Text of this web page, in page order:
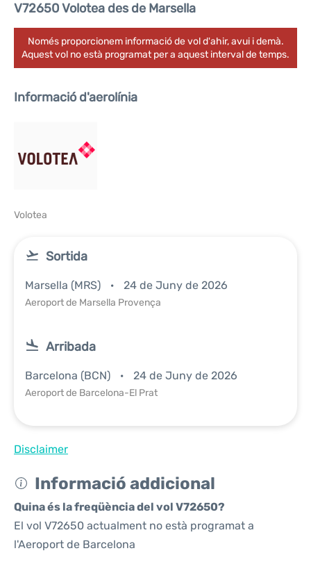
V72650 Volotea des de Marsella
Només proporcionem informació de vol d'ahir, avui i demà.
Aquest vol no està programat per a aquest interval de temps.
Informació d'aerolínia
Volotea
Sortida
Marsella (MRS) 24 de Juny de 2026
Aeroport de Marsella Provença
Arribada
Barcelona (BCN) 24 de Juny de 2026
Aeroport de Barcelona-El Prat
Disclaimer
Informació addicional
Quina és la freqüència del vol V72650?
El vol V72650 actualment no està programat a
l'Aeroport de Barcelona